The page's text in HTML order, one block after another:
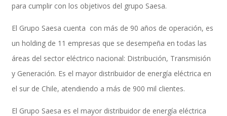
SAP SuccessFactors Employee Central
Implementación Employee Central Payroll
para cumplir con los objetivos del grupo Saesa.
El Grupo Saesa cuenta con más de 90 años de operación, es
un holding de 11 empresas que se desempeña en todas las
áreas del sector eléctrico nacional: Distribución, Transmisión
y Generación. Es el mayor distribuidor de energía eléctrica en
el sur de Chile, atendiendo a más de 900 mil clientes.
El Grupo Saesa es el mayor distribuidor de energía eléctrica